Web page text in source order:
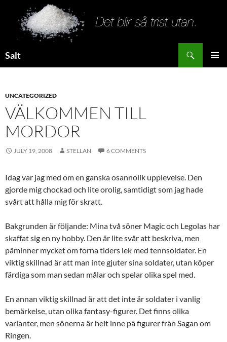
Salt
UNCATEGORIZED
VÄLKOMMEN TILL
MORDOR
JULY 19, 2008 STELLAN 6 COMMENTS
Idag var jag med om en ganska osannolik upplevelse. Den
gjorde mig chockad och lite orolig, samtidigt som jag hade
svårt att hålla mig för skratt.
Bakgrunden är följande: Mina två söner Magic och Legolas har
skaffat sig en ny hobby. Den är lite svår att beskriva, men
påminner mycket om forna tiders lek med tennsoldater. En
viktig skillnad är att man inte gjuter sina soldater, utan köper
färdiga som man sedan målar och spelar olika spel med.
En annan viktig skillnad är att det inte är soldater i vanlig
bemärkelse, utan olika fantasy-figurer. Det finns olika
varianter, men sönerna är helt inne på figurer från Sagan om
Ringen.